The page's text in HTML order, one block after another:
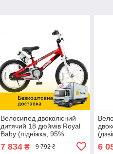
Велосипед двоколісний
дитячий 18 дюймів Royal
Baby (підніжка, 95%
складання) SPACE RB18-
17 Червоний
7 834₴ 9 792 ₴ 6